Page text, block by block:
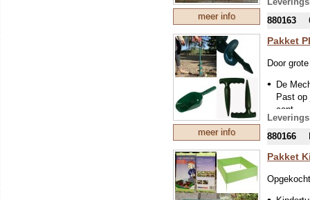
meer info
deze
geschikt
groenten
880163
meer info
Pakket
Door
De
Past
cent...
Rond
Fijne
880166
Pakket